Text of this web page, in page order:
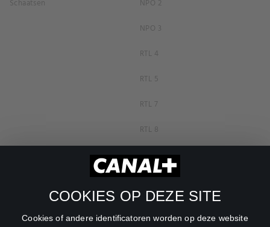
COOKIES OP DEZE SITE
Cookies of andere identificatoren worden op deze website
Schaatsen
NPO 2
NPO 3
RTL 4
RTL 5
RTL 7
RTL 8
RTL Z
SBS6
Net5